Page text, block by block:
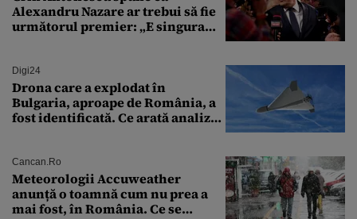
Alexandru Nazare ar trebui să fie
următorul premier: „E singura
Digi24
Drona care a explodat în
Bulgaria, aproape de România, a
fost identificată. Ce arată analiza
Cancan.ro
Meteorologii Accuweather
anunță o toamnă cum nu prea a
mai fost, în România. Ce se